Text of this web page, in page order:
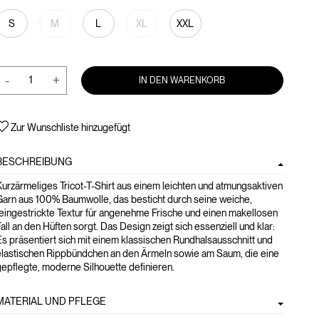
S M L XL XXL
- + IN DEN WARENKORB
Zur Wunschliste hinzugefügt
Tricot-T-Shirt aus einem leichten und atmungsaktiven
aus 100% Baumwolle, das besticht durch seine weiche,
Textur für angenehme Frische und einen makellosen
an den Hüften sorgt. Das Design zeigt sich essenziell und klar:
präsentiert sich mit einem klassischen Rundhalsausschnitt und
Rippbündchen an den Ärmeln sowie am Saum, die eine
moderne Silhouette definieren.
UND PFLEGE